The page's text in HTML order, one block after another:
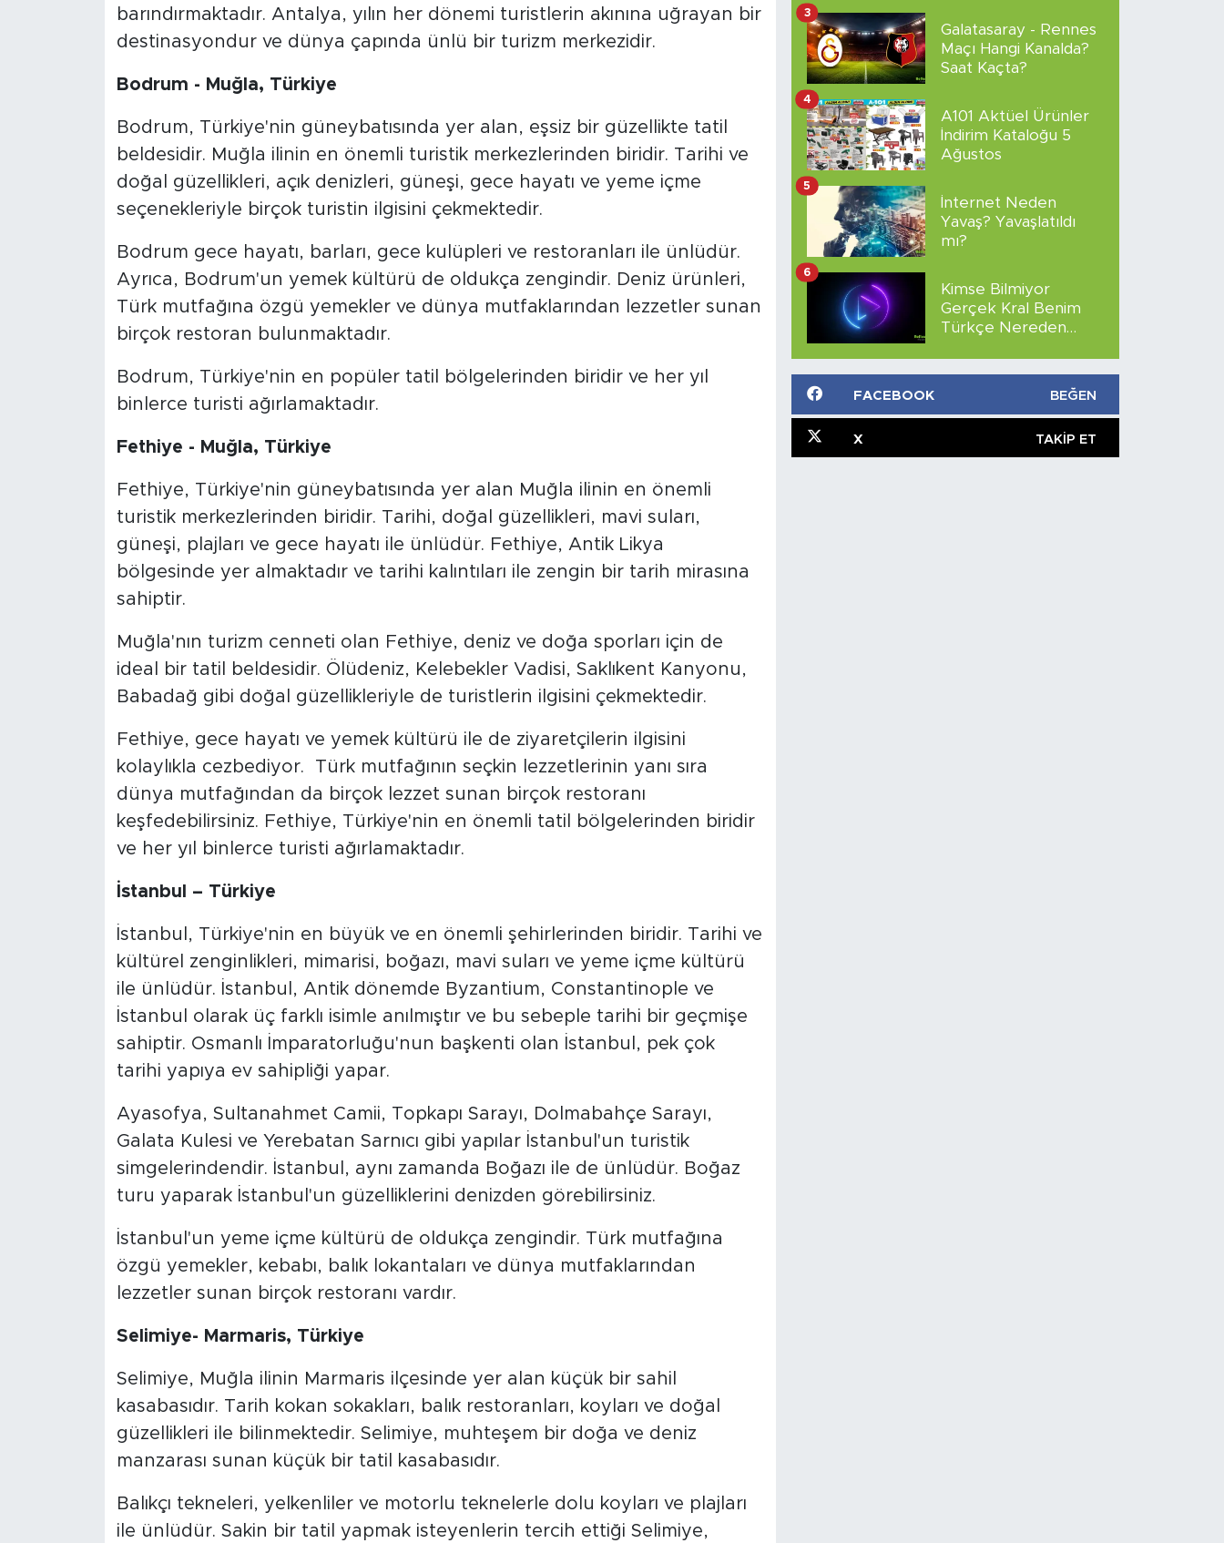
barındırmaktadır. Antalya, yılın her dönemi turistlerin akınına uğrayan bir
destinasyondur ve dünya çapında ünlü bir turizm merkezidir.
Bodrum - Muğla, Türkiye
Bodrum, Türkiye'nin güneybatısında yer alan, eşsiz bir güzellikte tatil
beldesidir. Muğla ilinin en önemli turistik merkezlerinden biridir. Tarihi ve
doğal güzellikleri, açık denizleri, güneşi, gece hayatı ve yeme içme
seçenekleriyle birçok turistin ilgisini çekmektedir.
Bodrum gece hayatı, barları, gece kulüpleri ve restoranları ile ünlüdür.
Ayrıca, Bodrum'un yemek kültürü de oldukça zengindir. Deniz ürünleri,
Türk mutfağına özgü yemekler ve dünya mutfaklarından lezzetler sunan
birçok restoran bulunmaktadır.
Bodrum, Türkiye'nin en popüler tatil bölgelerinden biridir ve her yıl
binlerce turisti ağırlamaktadır.
Fethiye - Muğla, Türkiye
Fethiye, Türkiye'nin güneybatısında yer alan Muğla ilinin en önemli
turistik merkezlerinden biridir. Tarihi, doğal güzellikleri, mavi suları,
güneşi, plajları ve gece hayatı ile ünlüdür. Fethiye, Antik Likya
bölgesinde yer almaktadır ve tarihi kalıntıları ile zengin bir tarih mirasına
sahiptir.
Muğla'nın turizm cenneti olan Fethiye, deniz ve doğa sporları için de
ideal bir tatil beldesidir. Ölüdeniz, Kelebekler Vadisi, Saklıkent Kanyonu,
Babadağ gibi doğal güzellikleriyle de turistlerin ilgisini çekmektedir.
Fethiye, gece hayatı ve yemek kültürü ile de ziyaretçilerin ilgisini
kolaylıkla cezbediyor. Türk mutfağının seçkin lezzetlerinin yanı sıra
dünya mutfağından da birçok lezzet sunan birçok restoranı
keşfedebilirsiniz. Fethiye, Türkiye'nin en önemli tatil bölgelerinden biridir
ve her yıl binlerce turisti ağırlamaktadır.
İstanbul – Türkiye
İstanbul, Türkiye'nin en büyük ve en önemli şehirlerinden biridir. Tarihi ve
kültürel zenginlikleri, mimarisi, boğazı, mavi suları ve yeme içme kültürü
ile ünlüdür. İstanbul, Antik dönemde Byzantium, Constantinople ve
İstanbul olarak üç farklı isimle anılmıştır ve bu sebeple tarihi bir geçmişe
sahiptir. Osmanlı İmparatorluğu'nun başkenti olan İstanbul, pek çok
tarihi yapıya ev sahipliği yapar.
Ayasofya, Sultanahmet Camii, Topkapı Sarayı, Dolmabahçe Sarayı,
Galata Kulesi ve Yerebatan Sarnıcı gibi yapılar İstanbul'un turistik
simgelerindendir. İstanbul, aynı zamanda Boğazı ile de ünlüdür. Boğaz
turu yaparak İstanbul'un güzelliklerini denizden görebilirsiniz.
İstanbul'un yeme içme kültürü de oldukça zengindir. Türk mutfağına
özgü yemekler, kebabı, balık lokantaları ve dünya mutfaklarından
lezzetler sunan birçok restoranı vardır.
Selimiye- Marmaris, Türkiye
Selimiye, Muğla ilinin Marmaris ilçesinde yer alan küçük bir sahil
kasabasıdır. Tarih kokan sokakları, balık restoranları, koyları ve doğal
güzellikleri ile bilinmektedir. Selimiye, muhteşem bir doğa ve deniz
manzarası sunan küçük bir tatil kasabasıdır.
Balıkçı tekneleri, yelkenliler ve motorlu teknelerle dolu koyları ve plajları
ile ünlüdür. Sakin bir tatil yapmak isteyenlerin tercih ettiği Selimiye,
Galatasaray - Rennes
Maçı Hangi Kanalda?
Saat Kaçta?
3
A101 Aktüel Ürünler
İndirim Kataloğu 5
Ağustos
4
İnternet Neden
Yavaş? Yavaşlatıldı
mı?
5
Kimse Bilmiyor
Gerçek Kral Benim
Türkçe Nereden
6
FACEBOOK BEĞEN
X TAKIP ET